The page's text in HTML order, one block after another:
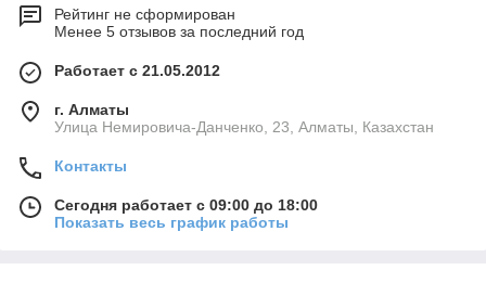
Рейтинг не сформирован
Менее 5 отзывов за последний год
Работает с 21.05.2012
г. Алматы
Улица Немировича-Данченко, 23, Алматы, Казахстан
Контакты
Сегодня работает с 09:00 до 18:00
Показать весь график работы